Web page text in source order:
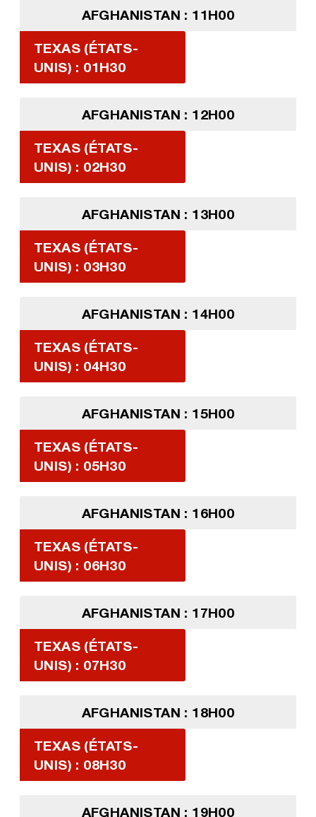
AFGHANISTAN : 11H00
TEXAS (ÉTATS-
UNIS) : 01H30
AFGHANISTAN : 12H00
TEXAS (ÉTATS-
UNIS) : 02H30
AFGHANISTAN : 13H00
TEXAS (ÉTATS-
UNIS) : 03H30
AFGHANISTAN : 14H00
TEXAS (ÉTATS-
UNIS) : 04H30
AFGHANISTAN : 15H00
TEXAS (ÉTATS-
UNIS) : 05H30
AFGHANISTAN : 16H00
TEXAS (ÉTATS-
UNIS) : 06H30
AFGHANISTAN : 17H00
TEXAS (ÉTATS-
UNIS) : 07H30
AFGHANISTAN : 18H00
TEXAS (ÉTATS-
UNIS) : 08H30
AFGHANISTAN : 19H00